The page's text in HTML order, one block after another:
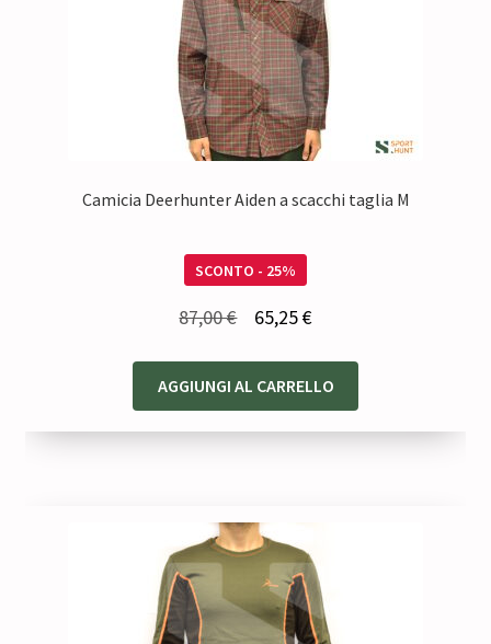
Camicia Deerhunter Aiden a scacchi taglia M
SCONTO - 25%
87,00€
originale
era:
65,25€Il
attuale
è:
AGGIUNGI AL CARRELLO